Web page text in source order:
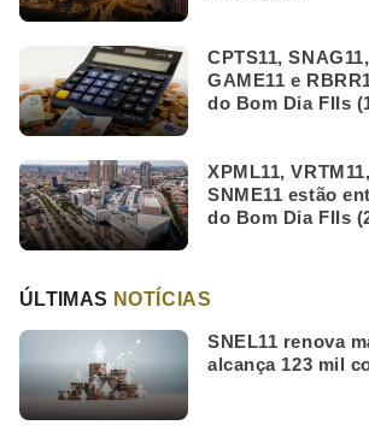
CPTS11,
GAME11 e
do Bom Dia FIIs
XPML11,
SNME11 estão
do Bom Dia FIIs
ÚLTIMAS NOTÍCIAS
SNEL11 renova
alcança 123 mil